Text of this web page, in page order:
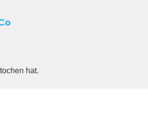
hat.